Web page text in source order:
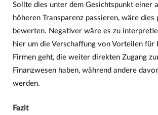
Sollte dies unter dem Gesichtspunkt einer
höheren Transparenz passieren, wäre dies
bewerten. Negativer wäre es zu
hier um die Verschaffung von Vorteilen für
Firmen geht, die weiter direkten Zugang
Finanzwesen haben, während andere
werden.
Fazit